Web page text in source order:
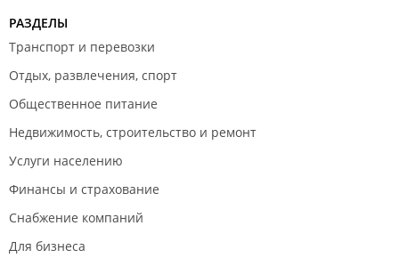
РАЗДЕЛЫ
Транспорт и перевозки
Отдых, развлечения, спорт
Общественное питание
Недвижимость, строительство и ремонт
Услуги населению
Финансы и страхование
Снабжение компаний
Для бизнеса